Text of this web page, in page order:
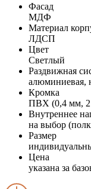
Фасад
МДФ
Материал
ЛДСП
Цвет
Светлый
Раздвижная
алюминиевая,
Кромка
ПВХ (0,4 мм,
Внутреннее
на выбор
Размер
Цена
указана за